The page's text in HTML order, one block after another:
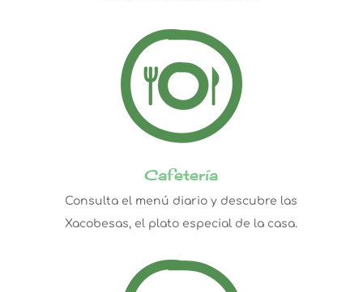
Cafetería
Consulta el menú diario y descubre las
Xacobesas, el plato especial de la casa.